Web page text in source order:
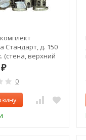
Стандарт, д. 150
(стена, верхний
₽
0